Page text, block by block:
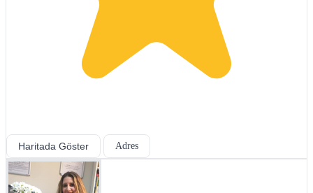
Haritada Göster Adres